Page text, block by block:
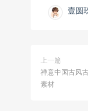
壹圆
上一篇
禅意中国古风
素材